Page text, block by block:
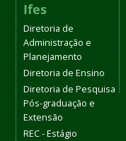
Ifes
Diretoria de
Administração e
Planejamento
Diretoria de Ensino
Diretoria de Pesquisa
Pós-graduação e
Extensão
REC - Estágio